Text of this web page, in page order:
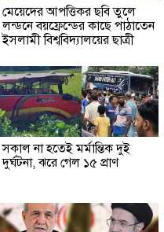
মেয়েদের আপত্তিকর ছবি তুলে
লন্ডনে বয়ফ্রেন্ডের কাছে পাঠাতেন
ইসলামী বিশ্ববিদ্যালয়ের ছাত্রী
সকাল না হতেই মর্মান্তিক দুই
দুর্ঘটনা, ঝরে গেল ১৫ প্রাণ